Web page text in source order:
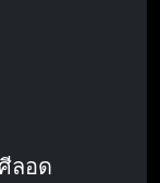
ลอด